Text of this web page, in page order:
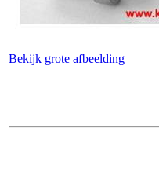
Bekijk grote afbeelding